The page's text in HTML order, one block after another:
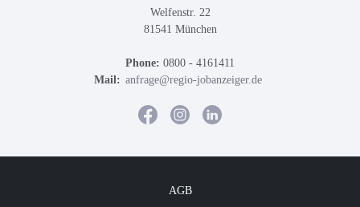
Welfenstr. 22
81541 München
Phone: 0800 - 4161411
Mail: anfrage@regio-jobanzeiger.de
AGB